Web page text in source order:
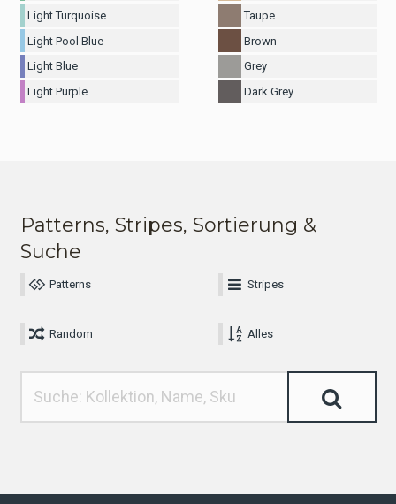
Light Turquoise
Light Pool Blue
Light Blue
Light Purple
Taupe
Brown
Grey
Dark Grey
Patterns, Stripes, Sortierung &
Suche
Patterns Stripes
Random Alles